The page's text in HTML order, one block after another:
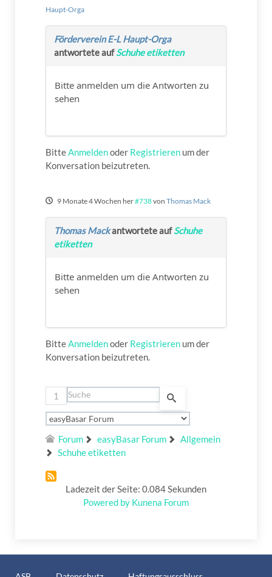
Haupt-Orga
Förderverein E-L Haupt-Orga
antwortete aufSchuhe etiketten
Bitte anmelden um die Antworten zu
sehen
BitteAnmeldenoder Registrieren um der
Konversation beizutreten.
9 Monate 4 Wochen her#738von Thomas Mack
Thomas Mackantwortete aufSchuhe
etiketten
Bitte anmelden um die Antworten zu
sehen
BitteAnmeldenoder Registrieren um der
Konversation beizutreten.
1
Forum easyBasar Forum
Allgemein
Schuhe etiketten
Ladezeit der Seite: 0.084 Sekunden
Powered by Kunena Forum